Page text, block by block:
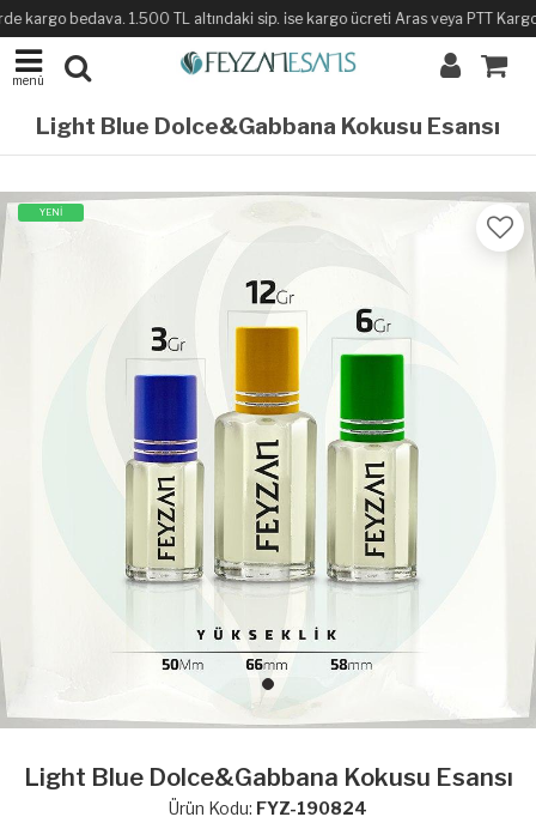
kargo bedava. 1.500 TL altındaki sip. ise kargo ücreti Aras veya PTT
menü
Light Blue Dolce&Gabbana Kokusu Esansı
YENİ
Light Blue Dolce&Gabbana Kokusu Esansı
Ürün Kodu: FYZ-190824